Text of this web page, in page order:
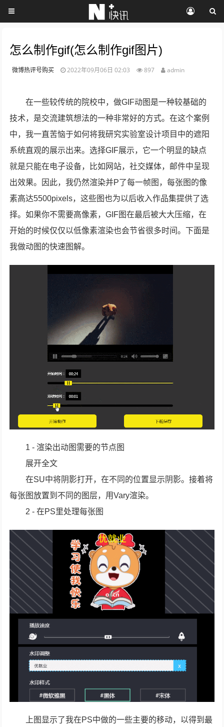
怎么制作gif(怎么制作gif图片)
微博热评号购买 2022年09月06日 02:03 897 admin
在一些较传统的院校中，做GIF动图是一种较基础的
技术，是交流建筑想法的一种非常好的方式。在这个案例
中，我一直苦恼于如何将我研究实验室设计项目中的遮阳
系统直观的展示出来。选择GIF展示，它一个明显的缺点
就是只能在电子设备，比如网站，社交媒体，邮件中呈现
出效果。因此，我仍然渲染并P了每一帧图，每张图的像
素高达5500pixels，这些图也为以后收入作品集提供了选
择。如果你不需要高像素，GIF图在最后被大大压缩，在
开始的时候仅仅以低像素渲染也会节省很多时间。下面是
我做动图的快速图解。
1 - 渲染出动图需要的节点图
展开全文
在SU中将阴影打开，在不同的位置显示阴影。接着将
每张图放置到不同的图层，用Vary渲染。
2 - 在PS里处理每张图
上图显示了我在PS中做的一些主要的移动，以得到最